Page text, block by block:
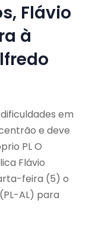
Flávio
à
em
e deve
PL O
Flávio
feira (5) o
AL) para